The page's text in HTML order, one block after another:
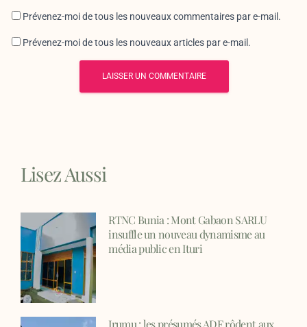
Prévenez-moi de tous les nouveaux commentaires par e-mail.
Prévenez-moi de tous les nouveaux articles par e-mail.
Lisez Aussi
RTNC Bunia : Mont Gabaon SARLU
insuffle un nouveau dynamisme au
média public en Ituri
Irumu : les présumés ADF rôdent aux